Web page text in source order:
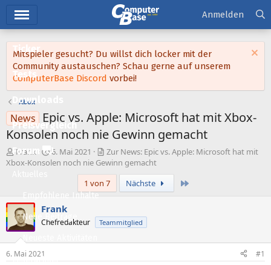
Ticker
Tests
Downloads
Preisvergleich
Forum
Empfohlene Inhalte
Neue Beiträge
Neueste Aktivitäten
Leserartikel
Anmelden
Mitspieler gesucht? Du willst dich locker mit der
Community austauschen? Schau gerne auf unserem
ComputerBase Discord vorbei!
Xbox
News
Epic vs. Apple: Microsoft hat mit Xbox-
Kon­so­len noch nie Gewinn gemacht
E
r
l
l
e
r
Frank
E
r
l
t
6. Mai 2021
Zur News: Epic vs. Apple: Microsoft hat mit
Xbox-Kon­so­len noch nie Gewinn gemacht
1 von 7
Nächste
Frank
Chefredakteur Teammitglied
6. Mai 2021 #1